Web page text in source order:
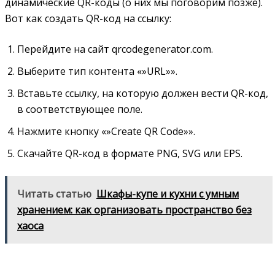
Вот как создать QR-код на ссылку:
Перейдите на сайт qrcodegenerator.com.
Выберите тип контента «»URL»».
Вставьте ссылку, на которую должен вести QR-код,
в соответствующее поле.
Нажмите кнопку «»Create QR Code»».
Скачайте QR-код в формате PNG, SVG или EPS.
Читать статью Шкафы-купе и кухни с умным
хранением: как организовать пространство без
хаоса